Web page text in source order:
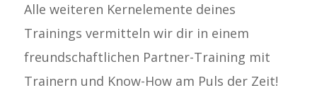
Alle weiteren Kernelemente deines
Trainings vermitteln wir dir in einem
freundschaftlichen Partner-Training mit
Trainern und Know-How am Puls der Zeit!